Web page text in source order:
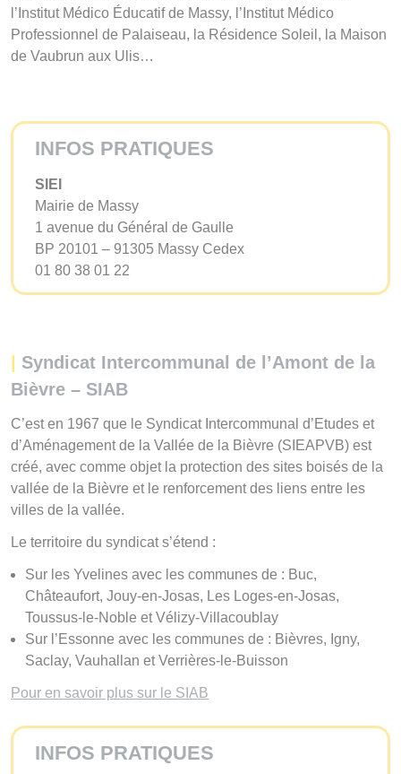
l’Institut Médico Éducatif de Massy, l’Institut Médico
Professionnel de Palaiseau, la Résidence Soleil, la Maison
de Vaubrun aux Ulis…
INFOS PRATIQUES
SIEI
Mairie de Massy
1 avenue du Général de Gaulle
BP 20101 – 91305 Massy Cedex
01 80 38 01 22
Syndicat Intercommunal de l’Amont de la
Bièvre – SIAB
C’est en 1967 que le Syndicat Intercommunal d’Etudes et
d’Aménagement de la Vallée de la Bièvre (SIEAPVB) est
créé, avec comme objet la protection des sites boisés de la
vallée de la Bièvre et le renforcement des liens entre les
villes de la vallée.
Le territoire du syndicat s’étend :
Sur les Yvelines avec les communes de : Buc,
Châteaufort, Jouy-en-Josas, Les Loges-en-Josas,
Toussus-le-Noble et Vélizy-Villacoublay
Sur l’Essonne avec les communes de : Bièvres, Igny,
Saclay, Vauhallan et Verrières-le-Buisson
Pour en savoir plus sur le SIAB
INFOS PRATIQUES